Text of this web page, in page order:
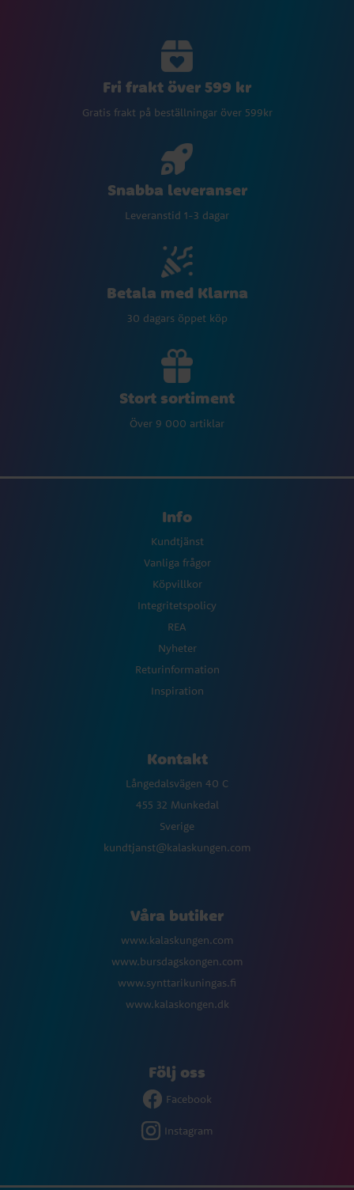
Fri frakt över 599 kr
Gratis frakt på beställningar över 599kr
Snabba leveranser
Leveranstid 1-3 dagar
Betala med Klarna
30 dagars öppet köp
Stort sortiment
Över 9 000 artiklar
Info
Kundtjänst
Vanliga frågor
Köpvillkor
Integritetspolicy
REA
Nyheter
Returinformation
Inspiration
Kontakt
Långedalsvägen 40 C
455 32 Munkedal
Sverige
kundtjanst@kalaskungen.com
Våra butiker
www.kalaskungen.com
www.bursdagskongen.com
www.synttarikuningas.fi
www.kalaskongen.dk
Följ oss
Facebook
Instagram